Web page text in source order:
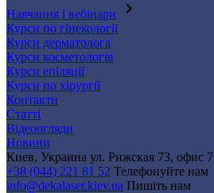
Навчання і вебінари
Курси по гінекології
Курси дерматолога
Курси косметологів
Курси епіляції
Курси по хірургії
Контакти
Статті
Відеоогляди
Новини
Киев, Украина ул. Рижская 73, офис 7
+38 (044) 221 81 52 Телефонуйте нам
info@dekalaser.kiev.ua Пишіть нам